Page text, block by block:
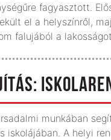
fagyasztott.
el a helyszínről,
falujából a
munkában
iskolájában. A helyi